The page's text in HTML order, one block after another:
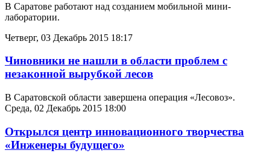
В Саратове работают над созданием мобильной мини-
лаборатории.
Четверг, 03 Декабрь 2015 18:17
Чиновники не нашли в области проблем с
незаконной вырубкой лесов
В Саратовской области завершена операция «Лесовоз».
Среда, 02 Декабрь 2015 18:00
Открылся центр инновационного творчества
«Инженеры будущего»